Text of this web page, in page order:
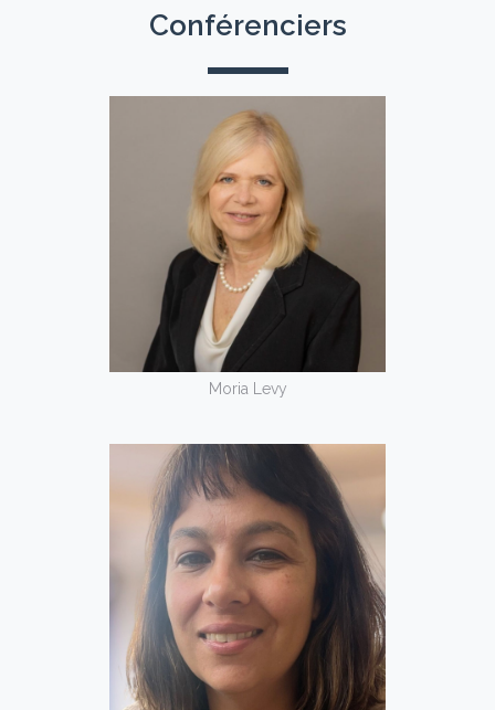
Conférenciers
Moria Levy